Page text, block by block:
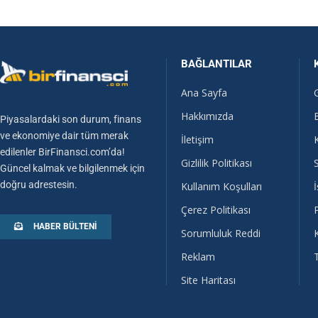
Piyasalardaki son durum, finans
ve ekonomiye dair tüm merak
edilenler BirFinansci.com’da!
Güncel kalmak ve bilgilenmek için
doğru adrestesin.
HABER BÜLTENI
BAĞLANTILAR
Ana Sayfa
Hakkımızda
İletişim
Gizlilik Politikası
Kullanım Koşulları
Çerez Politikası
Sorumluluk Reddi
Reklam
Site Haritası